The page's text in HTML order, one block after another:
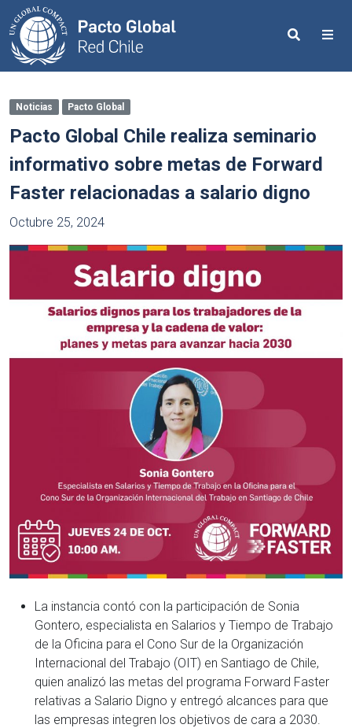
Search
Noticias Pacto Global
Pacto Global Chile realiza seminario
informativo sobre metas de Forward
Faster relacionadas a salario digno
Octubre 25, 2024
La instancia contó con la participación de Sonia
Gontero, especialista en Salarios y Tiempo de Trabajo
de la Oficina para el Cono Sur de la Organización
Internacional del Trabajo (OIT) en Santiago de Chile,
quien analizó las metas del programa Forward Faster
relativas a Salario Digno y entregó alcances para que
las empresas integren los objetivos de cara a 2030.